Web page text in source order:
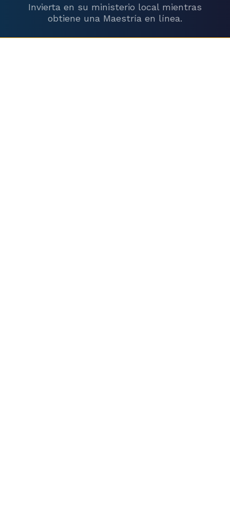
Invierta en su ministerio local mientras
obtiene una Maestría en línea.